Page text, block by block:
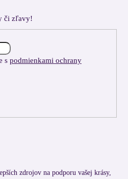
či zľavy!
s podmienkami ochrany
zdrojov na podporu vašej krásy,